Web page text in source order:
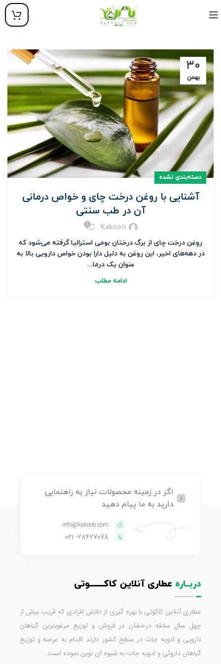
۳۰
بهمن
دسته‌بندی نشده
آشنایی با روغن درخت چای و خواص درمانی
آن در طب سنتی
Kakooti
1
روغن درخت چای از برگ درختان بومی استرالیا گرفته می‌شود که
در دهه‌های اخیر، این روغن به دلیل دارا بودن خواص دارویی بالا به
عنوان یک درما...
ادامه مطلب
اگر در زمینه محصولات نیاز به راهنمایی
دارید به ما پیام دهید
info@kakooti.com
28427078
- 021
دربــاره عطاری آنلاین کاکـــــــوتی
عطاری آنلاین کاکوتی با بهره گیری از دانش افرادی که قریب بیش از
چهل سال سابقه درخشان در فروش و توزیع مرغوبترین گیاهان
دارویی و ادویه جات در سطح کشور دارند اقدام به عرضه و توزیع
گیاهان داروئی و ادویه جات به شیوه ای نوین نموده است.